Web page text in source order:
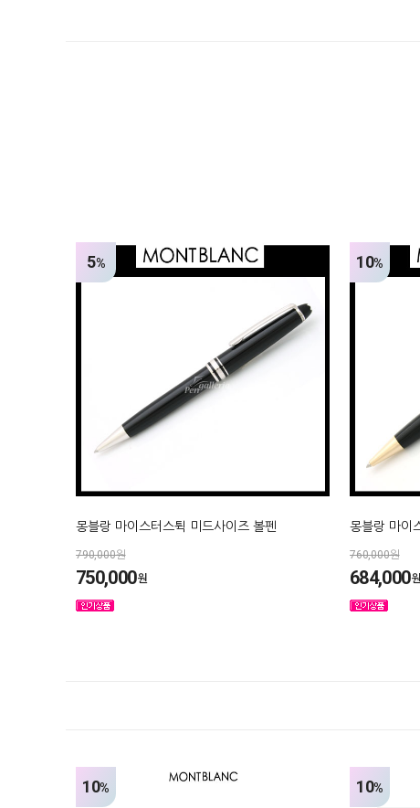
5%
몽블랑 마이스터스튁 미드사이즈 볼펜
790,000원
750,000원
10%
몽블랑 마이
760,000원
684,000원
10% 10%